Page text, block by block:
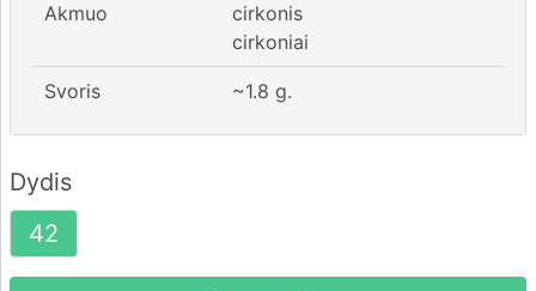
Akmuo
cirkonis
cirkoniai
Svoris ~1.8 g.
Dydis
42